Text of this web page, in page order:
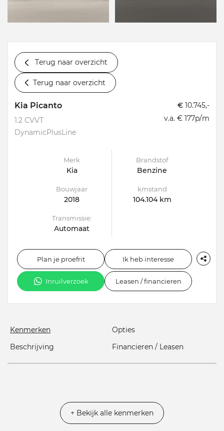
Terug naar overzicht
Terug naar overzicht
Kia Picanto
1.2 CVVT
DynamicPlusLine
€ 10.745,-
v.a. € 177p/m
Merk
Kia
Brandstof
Benzine
Bouwjaar
2018
kmstand
104.104 km
Transmissie:
Automaat
Plan je proefrit Ik heb interesse
Inruilverzoek Leasen / financieren
Kenmerken
Opties
Beschrijving
Financieren / Leasen
+ Bekijk alle kenmerken